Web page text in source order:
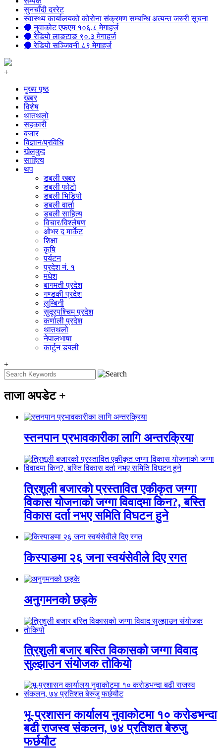
सुनचाँदी दररेट
स्वास्थ्य कार्यालयको कोरोना संक्रमण सम्बन्धि अत्यन्त जरुरी सूचना
🔴 नुवाकोट एफएम १०६.८ मेगाहर्ज
🔴 रेडियो लाङटाङ ९०.३ मेगाहर्ज
🔴 रेडियो सञ्जिवनी ८९ मेगाहर्ज
+
मुख्य पृष्ठ
खबर
विशेष
थातथलो
सहकारी
बजार
विज्ञान/प्रविधि
खेलकुद
साहित्य
थप
डबली खबर
डबली फोटो
डबली भिडियो
डबली वार्ता
डबली साहित्य
विचार/विश्‍लेषण
ओभर द मार्केट
शिक्षा
कृषि
पर्यटन
प्रदेश नं. १
मधेश
बागमती प्रदेश
गण्डकी प्रदेश
लुम्बिनी
सुदूरपश्चिम प्रदेश
कर्णाली प्रदेश
थातथलो
नेपालभाषा
कार्टुन डबली
+
ताजा अपडेट +
स्तनपान प्रभावकारीका लागि अन्तरक्रिया
त्रिशूली बजारको प्रस्तावित एकीकृत जग्गा
विकास योजनाको जग्गा विवादमा किन?, बस्ति
विकास दर्ता नभए समिति विघटन हुने
किस्पाङमा २६ जना स्वयंसेवीले दिए रगत
अनुगमनको छड्के
त्रिशुली बजार बस्ति विकासको जग्गा विवाद
सुल्झाउन संयोजक तोकियो
भू-प्रशासन कार्यालय नुवाकोटमा १० करोडभन्दा
बढी राजस्व संकलन, ७४ प्रतिशत बेरुजु
फर्छयौट